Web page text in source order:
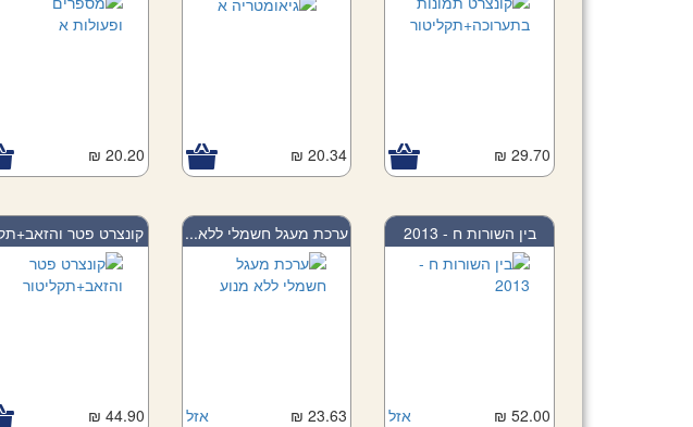
29.70 ₪
20.34 ₪
20.20 ₪ Add to Cart
בין השורות ח - 2013
אזל 52.00 ₪
ערכת מעגל חשמלי ללא...
אזל 23.63 ₪
קונצרט פטר
44.90 ₪